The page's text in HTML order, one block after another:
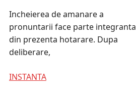
Incheierea de amanare a
pronuntarii face parte integranta
din prezenta hotarare. Dupa
deliberare,
INSTANTA